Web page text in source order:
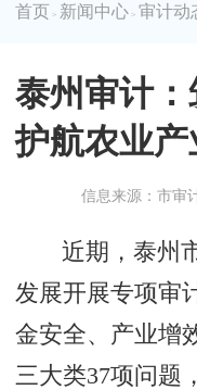
首页 > 新闻中心 > 审计动
泰州审计
护航农业
信息来源：市审
近期，泰州
发展开展专项审
金安全、产业增
三大类37项问题